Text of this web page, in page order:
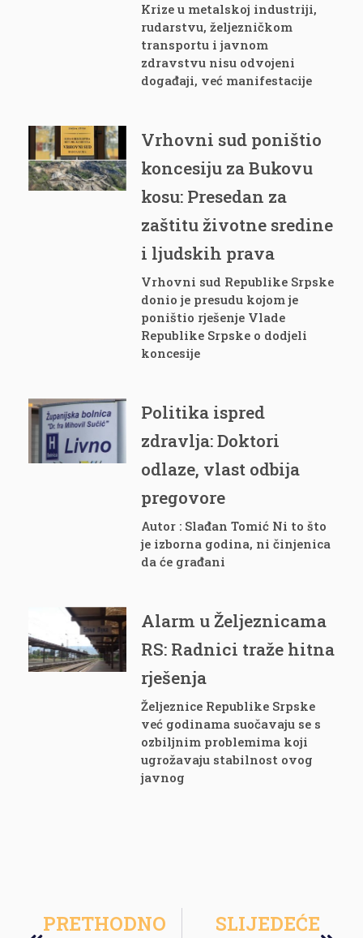
Krize u metalskoj industriji,
rudarstvu, željezničkom
transportu i javnom
zdravstvu nisu odvojeni
događaji, već manifestacije
Vrhovni sud poništio
koncesiju za Bukovu
kosu: Presedan za
zaštitu životne sredine
i ljudskih prava
Vrhovni sud Republike Srpske
donio je presudu kojom je
poništio rješenje Vlade
Republike Srpske o dodjeli
koncesije
Politika ispred
zdravlja: Doktori
odlaze, vlast odbija
pregovore
Autor : Slađan Tomić Ni to što
je izborna godina, ni činjenica
da će građani
Alarm u Željeznicama
RS: Radnici traže hitna
rješenja
Željeznice Republike Srpske
već godinama suočavaju se s
ozbiljnim problemima koji
ugrožavaju stabilnost ovog
javnog
PRETHODNO SLIJEDEĆE